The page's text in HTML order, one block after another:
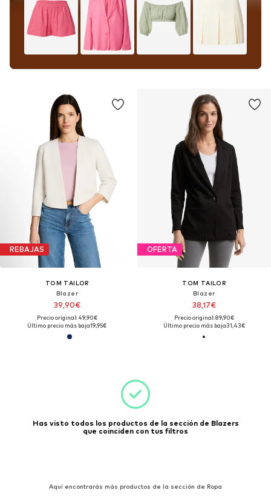
REBAJAS
TOM TAILOR
Blazer
39,90€
Precio original: 49,90€
Último precio más bajo:19,95€
OFERTA
TOM TAILOR
Blazer
38,17€
Precio original: 89,90€
Último precio más bajo:31,43€
Has visto todos los productos de la sección de Blazers
que coinciden con tus filtros
Aquí encontrarás más productos de la sección de Ropa